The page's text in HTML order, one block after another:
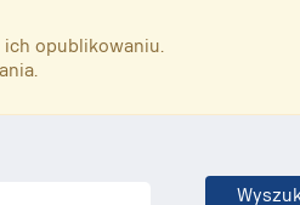
opublikowaniu.